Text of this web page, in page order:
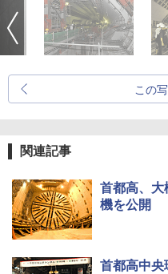
この
関連記事
首都高、大
機を公開
首都高中央